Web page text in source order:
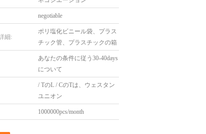
negotiable
細:
ポリ塩化ビニール袋、プラス
チック管、プラスチックの箱
あなたの条件に従う30-40days
について
/ TのL / CのTは、ウェスタン
ユニオン
1000000pcs/month